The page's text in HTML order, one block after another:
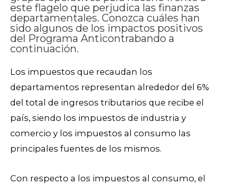
este flagelo que perjudica las finanzas
departamentales. Conozca cuáles han
sido algunos de los impactos positivos
del Programa Anticontrabando a
continuación.
Los impuestos que recaudan los
departamentos representan alrededor del 6%
del total de ingresos tributarios que recibe el
país, siendo los impuestos de industria y
comercio y los impuestos al consumo las
principales fuentes de los mismos.
Con respecto a los impuestos al consumo, el